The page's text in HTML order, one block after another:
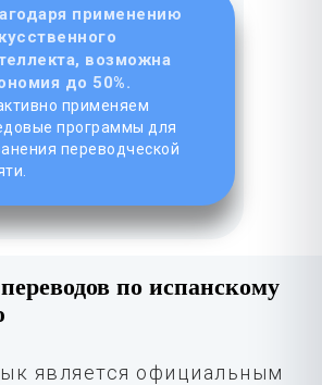
применению
возможна
до 50%.
применяем
программы для
переводческой
по испанскому
является официальным